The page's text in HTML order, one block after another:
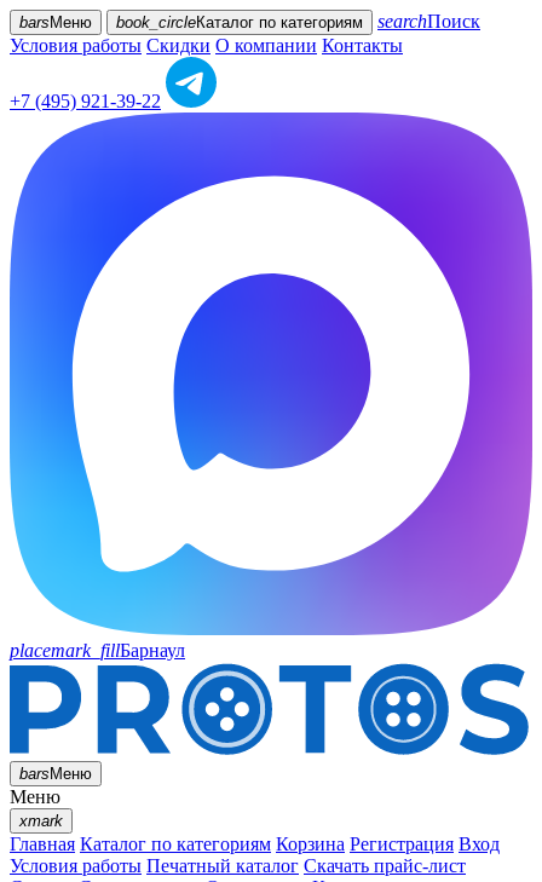
bars Меню book_circleКаталог по категориям searchПоиск
Условия работы Скидки О компании Контакты
+7 (495) 921-39-22
placemark_fillБарнаул
barsМеню
Меню
xmark
Главная Каталог по категориям Корзина Регистрация Вход
Условия работы Печатный каталог Скачать прайс-лист